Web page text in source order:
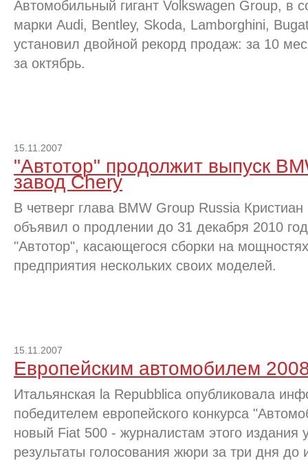
Автомобильный гигант Volkswagen Group, в
марки Audi, Bentley, Skoda, Lamborghini,
установил двойной рекорд продаж: за 10
за октябрь.
15.11.2007
"Автотор" продолжит выпуск
завод Chery
В четверг глава BMW Group Russia
объявил о продлении до 31 декабря 2010
"Автотор", касающегося сборки на
предприятия нескольких своих моделей.
15.11.2007
Европейским автомобилем
Итальянская la Repubblica опубликовала
победителем европейского конкурса
новый Fiat 500 - журналистам этого издания
результаты голосования жюри за три дня до